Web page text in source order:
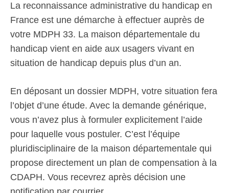
La reconnaissance administrative du handicap en
France est une démarche à effectuer auprès de
votre MDPH 33. La maison départementale du
handicap vient en aide aux usagers vivant en
situation de handicap depuis plus d’un an.
En déposant un dossier MDPH, votre situation fera
l’objet d’une étude. Avec la demande générique,
vous n’avez plus à formuler explicitement l’aide
pour laquelle vous postuler. C’est l’équipe
pluridisciplinaire de la maison départementale qui
propose directement un plan de compensation à la
CDAPH. Vous recevrez après décision une